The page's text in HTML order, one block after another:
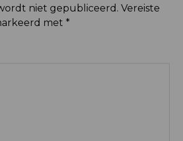
niet gepubliceerd. Vereiste
met*